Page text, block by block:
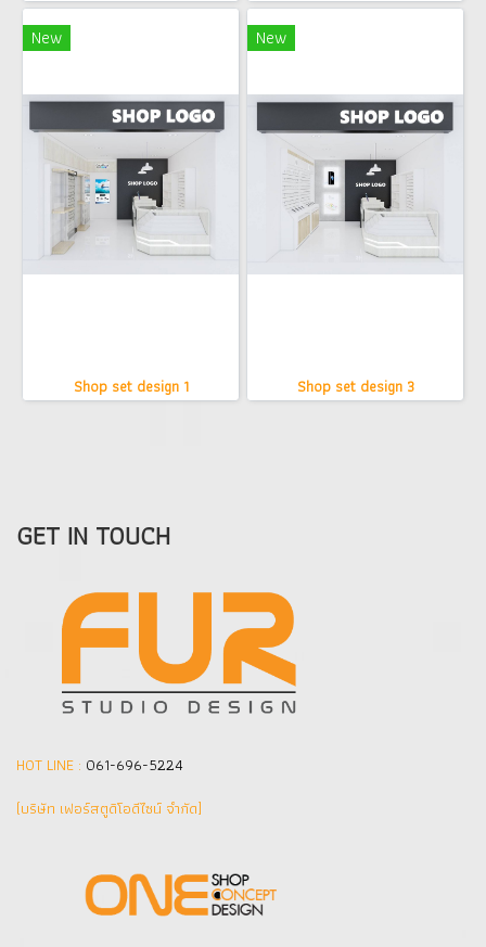
New
Shop set design 1
New
Shop set design 3
GET IN TOUCH
HOT LINE : 061-696-5224
(บริษัท เฟอร์สตูดิโอดีไซน์ จำกัด]